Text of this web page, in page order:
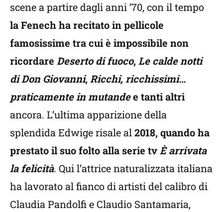
scene a partire dagli anni ’70, con il tempo
la Fenech ha recitato in pellicole
famosissime tra cui è impossibile non
ricordare Deserto di fuoco, Le calde notti
di Don Giovanni, Ricchi, ricchissimi…
praticamente in mutandee tanti altri
ancora. L’ultima apparizione della
splendida Edwige risale al2018, quando ha
prestato il suo folto alla serie tv È arrivata
la felicità. Qui l’attrice naturalizzata italiana
ha lavorato al fianco di artisti del calibro di
Claudia Pandolfi e Claudio Santamaria,